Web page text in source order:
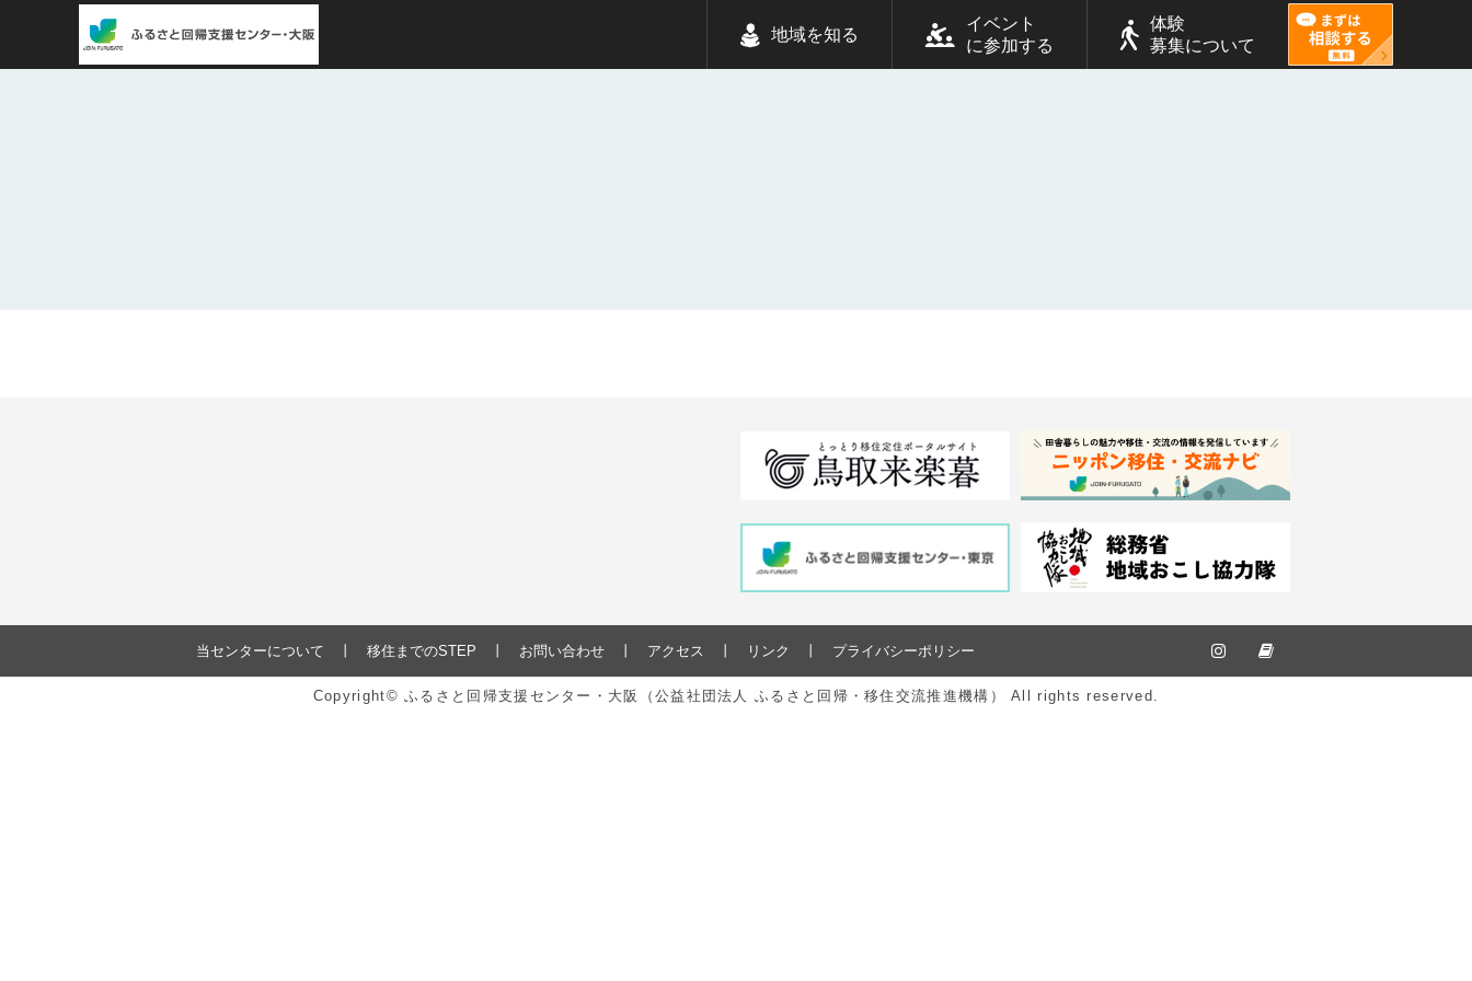
地域を知る
イベント
に参加する
体験
募集について
当センターについて 移住までのSTEP お問い合わせ アクセス リンク プライバシーポリシー
Copyright© ふるさと回帰支援センター・大阪（公益社団法人 ふるさと回帰・移住交流推進機構） All rights reserved.